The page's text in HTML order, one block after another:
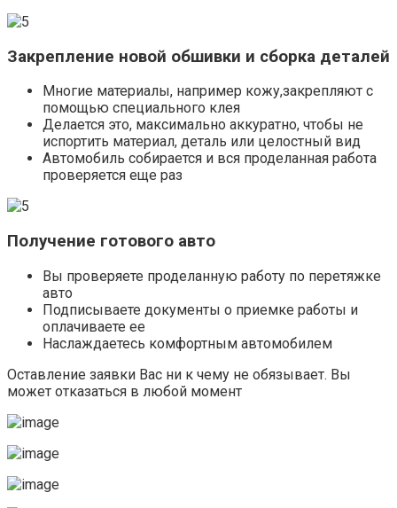
Закрепление новой обшивки и сборка деталей
Многие материалы, например кожу,закрепляют с
помощью специального клея
Делается это, максимально аккуратно, чтобы не
испортить материал, деталь или целостный вид
Автомобиль собирается и вся проделанная работа
проверяется еще раз
Получение готового авто
Вы проверяете проделанную работу по перетяжке
авто
Подписываете документы о приемке работы и
оплачиваете ее
Наслаждаетесь комфортным автомобилем
Оставление заявки Вас ни к чему не обязывает. Вы
может отказаться в любой момент